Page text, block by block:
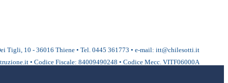
Tigli, 10 - 36016 Thiene • Tel. 0445 361773 • e-mail: itt@chilesotti.it
• Codice Fiscale: 84009490248 • Codice Mecc. VITF06000A